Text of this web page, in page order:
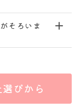
そろいま
びから